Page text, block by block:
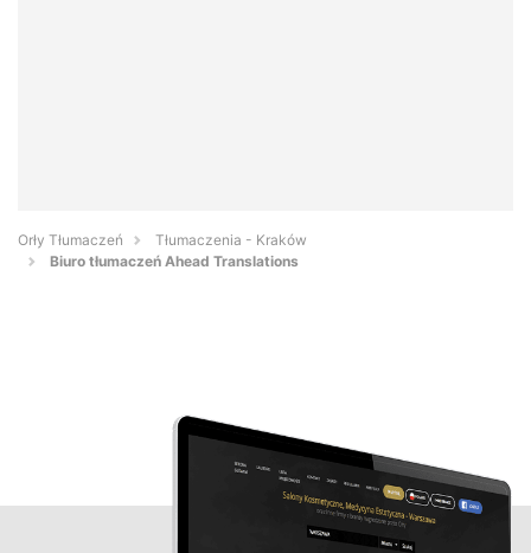
Orły Tłumaczeń
Tłumaczenia - Kraków
Biuro tłumaczeń Ahead Translations